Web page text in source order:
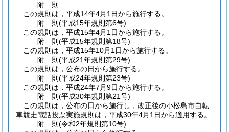
附 則
この規則は，平成14年4月1日から施行する。
附 則(平成15年規則第6号)
この規則は，平成15年4月1日から施行する。
附 則(平成15年規則第18号)
この規則は，平成15年10月1日から施行する。
附 則(平成21年規則第29号)
この規則は，公布の日から施行する。
附 則(平成24年規則第23号)
この規則は，平成24年7月9日から施行する。
附 則(平成30年規則第21号)
この規則は，公布の日から施行し，改正後の小松島市自転
車競走電話投票実施規則は，平成30年4月1日から適用する。
附 則(令和2年規則第10号)